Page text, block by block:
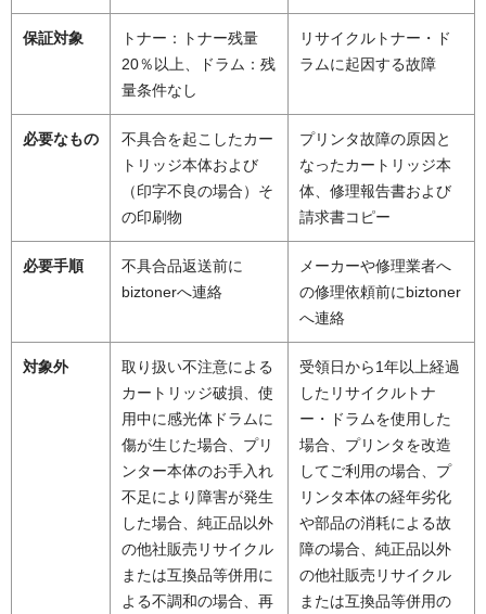
保証対象
トナー：トナー残量
20％以上、ドラム：残
量条件なし
リサイクルトナー・ド
ラムに起因する故障
必要なもの
不具合を起こしたカー
トリッジ本体および
（印字不良の場合）そ
の印刷物
プリンタ故障の原因と
なったカートリッジ本
体、修理報告書および
請求書コピー
必要手順
不具合品返送前に
biztonerへ連絡
メーカーや修理業者へ
の修理依頼前にbiztoner
へ連絡
対象外
取り扱い不注意による
カートリッジ破損、使
用中に感光体ドラムに
傷が生じた場合、プリ
ンター本体のお手入れ
不足により障害が発生
した場合、純正品以外
の他社販売リサイクル
または互換品等併用に
よる不調和の場合、再
受領日から1年以上経過
したリサイクルトナ
ー・ドラムを使用した
場合、プリンタを改造
してご利用の場合、プ
リンタ本体の経年劣化
や部品の消耗による故
障の場合、純正品以外
の他社販売リサイクル
または互換品等併用の